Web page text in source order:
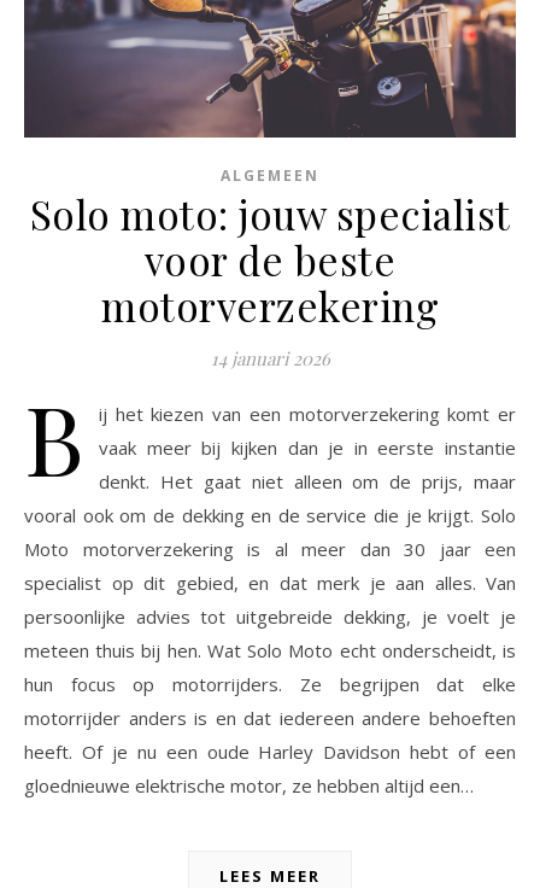
ALGEMEEN
Solo moto: jouw specialist
voor de beste
motorverzekering
14 januari 2026
B
ij het kiezen van een motorverzekering komt er
vaak meer bij kijken dan je in eerste instantie
denkt. Het gaat niet alleen om de prijs, maar
vooral ook om de dekking en de service die je krijgt. Solo
Moto motorverzekering is al meer dan 30 jaar een
specialist op dit gebied, en dat merk je aan alles. Van
persoonlijke advies tot uitgebreide dekking, je voelt je
meteen thuis bij hen. Wat Solo Moto echt onderscheidt, is
hun focus op motorrijders. Ze begrijpen dat elke
motorrijder anders is en dat iedereen andere behoeften
heeft. Of je nu een oude Harley Davidson hebt of een
gloednieuwe elektrische motor, ze hebben altijd een…
LEES MEER